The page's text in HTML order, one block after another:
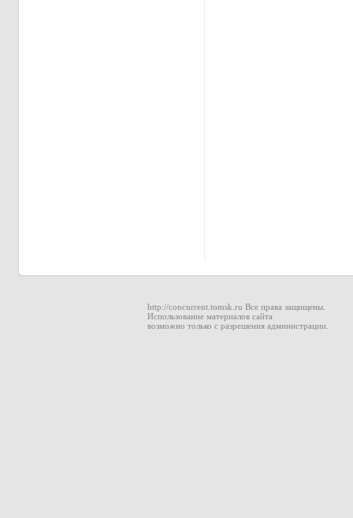
http://concurrent.tomsk.ru Все права защищены.
Использование материалов сайта
возможно только с разрешения администрации.